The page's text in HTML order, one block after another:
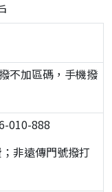
不加區碼，手機撥
010-888
非遠傳門號撥打